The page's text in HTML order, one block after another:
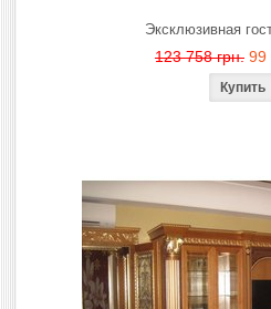
Эксклюзивная
123 758 грн. 99